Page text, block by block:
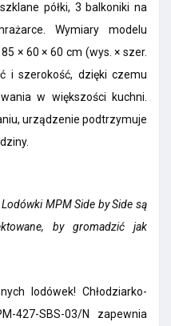
półki, 3 balkoniki na
Wymiary modelu
× 60 × 60 cm (wys. × szer.
i szerokość, dzięki czemu
w większości kuchni.
urządzenie podtrzymuje
MPM Side by Side są
by gromadzić jak
lodówek! Chłodziarko-
427-SBS-03/N zapewnia